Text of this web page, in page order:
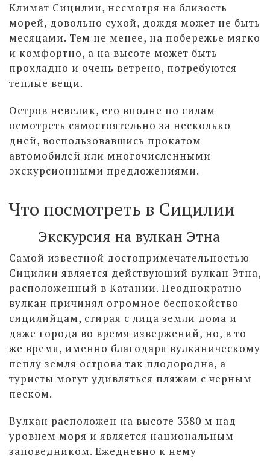
Климат Сицилии, несмотря на близость
морей, довольно сухой, дождя может не быть
месяцами. Тем не менее, на побережье мягко
и комфортно, а на высоте может быть
прохладно и очень ветрено, потребуются
теплые вещи.
Остров невелик, его вполне по силам
осмотреть самостоятельно за несколько
дней, воспользовавшись прокатом
автомобилей или многочисленными
экскурсионными предложениями.
Что посмотреть в Сицилии
Экскурсия на вулкан Этна
Самой известной достопримечательностью
Сицилии является действующий вулкан Этна,
расположенный в Катании. Неоднократно
вулкан причинял огромное беспокойство
сицилийцам, стирая с лица земли дома и
даже города во время извержений, но, в то
же время, именно благодаря вулканическому
пеплу земля острова так плодородна, а
туристы могут удивляться пляжам с черным
песком.
Вулкан расположен на высоте 3380 м над
уровнем моря и является национальным
заповедником. Ежедневно к нему